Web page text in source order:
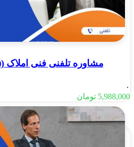
مشاوره تلفنی فنی املاک (۴۵ دقیقه ای) ☎️
۰
5,988,000 تومان